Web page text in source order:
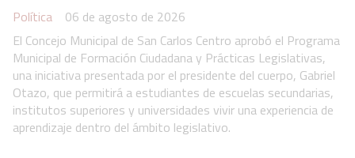
Política
06 de agosto de 2026
El Concejo Municipal de San Carlos Centro aprobó el Programa
Municipal de Formación Ciudadana y Prácticas Legislativas,
una iniciativa presentada por el presidente del cuerpo, Gabriel
Otazo, que permitirá a estudiantes de escuelas secundarias,
institutos superiores y universidades vivir una experiencia de
aprendizaje dentro del ámbito legislativo.